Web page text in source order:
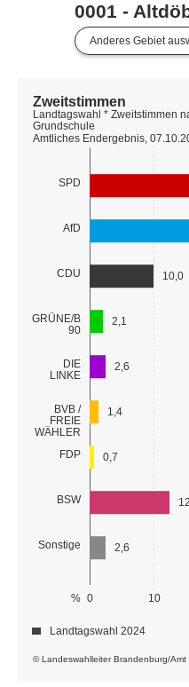
0001 -
Anderes Gebiet
SPD
AfD
CDU
GRÜNE/B
90
DIE
LINKE
BVB /
FREIE
WÄHLER
FDP
BSW
Sonstige
0 10
%
10,0
2,1
2,6
1,4
0,7
2,6
© Landeswahlleiter Brandenburg/
Zweitstimmen
Landtagswahl * Zweitstimmen
Grundschule
Amtliches Endergebnis,
Landtagswahl 2024